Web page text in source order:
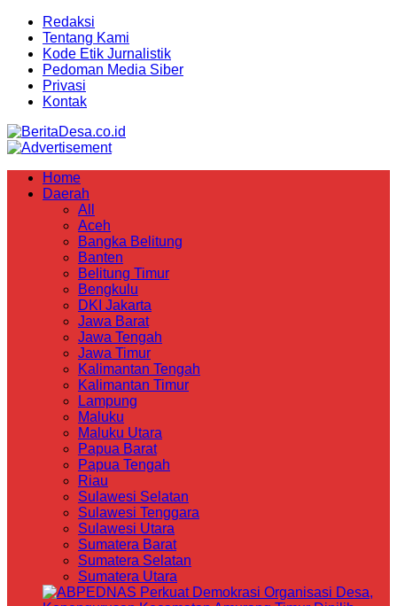
Redaksi
Tentang Kami
Kode Etik Jurnalistik
Pedoman Media Siber
Privasi
Kontak
Home
Daerah
All
Aceh
Bangka Belitung
Banten
Belitung Timur
Bengkulu
DKI Jakarta
Jawa Barat
Jawa Tengah
Jawa Timur
Kalimantan Tengah
Kalimantan Timur
Lampung
Maluku
Maluku Utara
Papua Barat
Papua Tengah
Riau
Sulawesi Selatan
Sulawesi Tenggara
Sulawesi Utara
Sumatera Barat
Sumatera Selatan
Sumatera Utara